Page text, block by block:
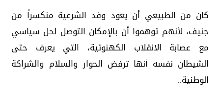
كان من الطبيعي أن يعود وفد الشرعية منكسراً من
جنيف، لأنهم توهموا أن بالإمكان التوصل لحل سياسي
مع عصابة الانقلاب الكهنوتية، التي يعرف حتى
الشيطان نفسه أنها ترفض الحوار والسلام والشراكة
الوطنية..